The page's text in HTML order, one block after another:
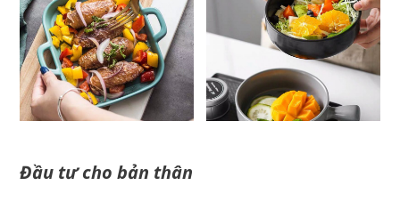
Đầu tư cho bản thân